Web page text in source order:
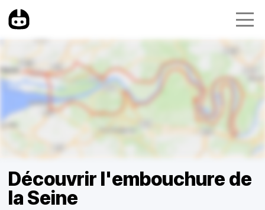
Découvrir l'embouchure de
la Seine